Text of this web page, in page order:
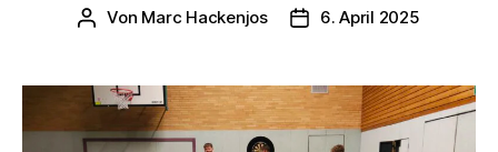
Beitragsautor
Von Marc Hackenjos Veröffentlichungsdatum
6. April 2025